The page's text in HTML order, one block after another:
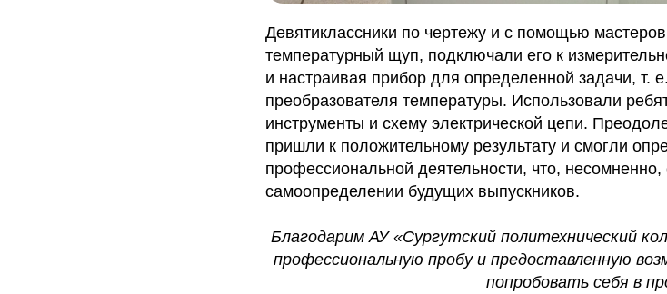
Девятиклассники по чертежу и с помощью мастеров
температурный щуп, подключали его к
и настраивая прибор для определенной задачи, т.
преобразователя температуры. Использовали
инструменты и схему электрической цепи.
пришли к положительному результату и смогли
профессиональной деятельности, что,
самоопределении будущих выпускников.
Благодарим АУ «Сургутский политехнический
профессиональную пробу и предоставленную
попробовать себя в